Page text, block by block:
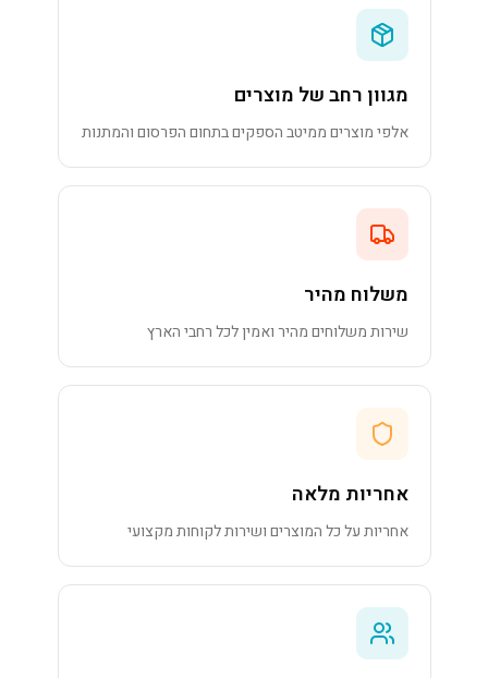
מגוון רחב של מוצרים
אלפי מוצרים ממיטב הספקים בתחום הפרסום והמתנות
משלוח מהיר
שירות משלוחים מהיר ואמין לכל רחבי הארץ
אחריות מלאה
אחריות על כל המוצרים ושירות לקוחות מקצועי